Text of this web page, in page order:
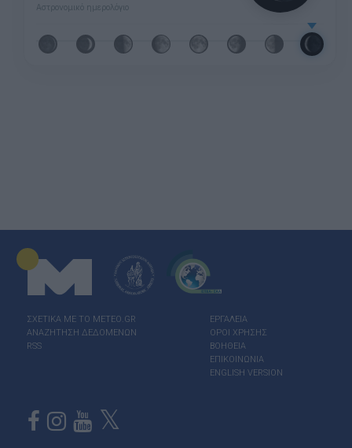
Αστρονομικό ημερολόγιο
ΣΧΕΤΙΚΑ ΜΕ ΤΟ ΜΕΤΕΟ.GR
ΑΝΑΖΗΤΗΣΗ ΔΕΔΟΜΕΝΩΝ
RSS
ΕΡΓΑΛΕΙΑ
ΟΡΟΙ ΧΡΗΣΗΣ
ΒΟΗΘΕΙΑ
ΕΠΙΚΟΙΝΩΝΙΑ
ENGLISH VERSION